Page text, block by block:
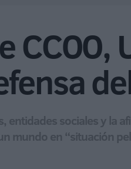
sociales y la
mundo en “situación